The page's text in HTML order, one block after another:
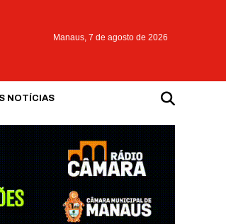
Manaus, 7 de agosto de 2026
NOTÍCIAS